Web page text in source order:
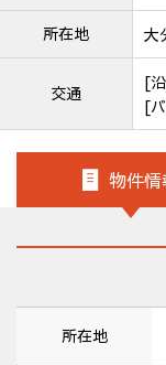
所在地 大
交通
[
[
物件情
所在地